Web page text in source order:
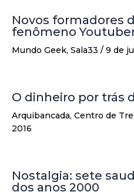
Novos formadores
fenômeno
Mundo Geek, Sala33 / 9 de
O dinheiro por trás
Arquibancada, Centro de
2016
Nostalgia: sete
dos anos 2000